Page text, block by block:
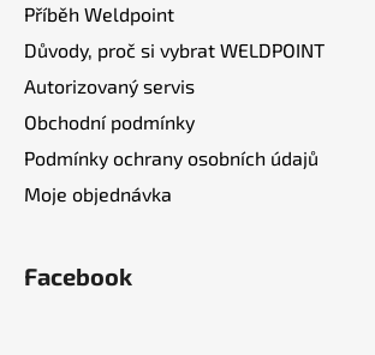
Příběh Weldpoint
Důvody, proč si vybrat WELDPOINT
Autorizovaný servis
Obchodní podmínky
Podmínky ochrany osobních údajů
Moje objednávka
Facebook